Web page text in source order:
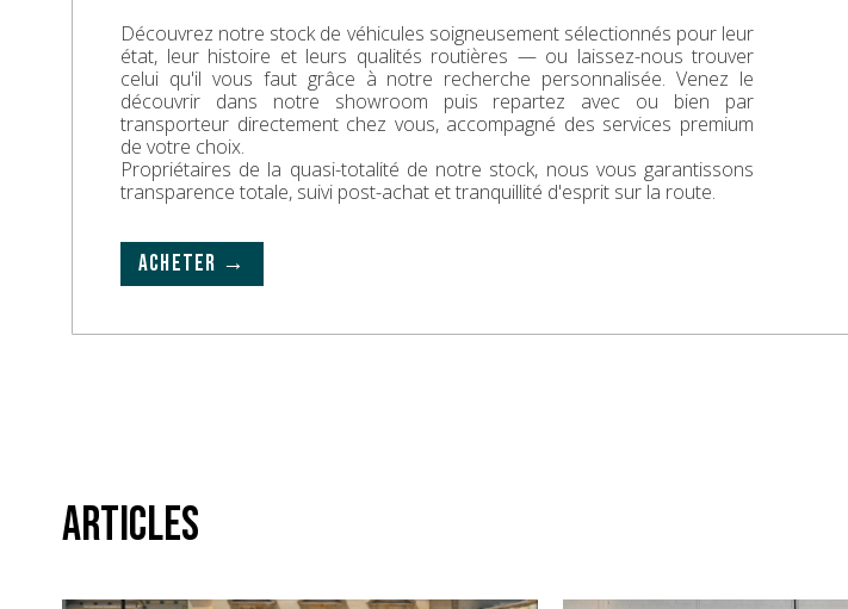
Découvrez notre stock de véhicules soigneusement sélectionnés pour leur
état, leur histoire et leurs qualités routières — ou laissez-nous trouver
celui qu'il vous faut grâce à notre recherche personnalisée. Venez le
découvrir dans notre showroom puis repartez avec ou bien par
transporteur directement chez vous, accompagné des services premium
de votre choix.
Propriétaires de la quasi-totalité de notre stock, nous vous garantissons
transparence totale, suivi post-achat et tranquillité d'esprit sur la route.
ACHETER →
Articles